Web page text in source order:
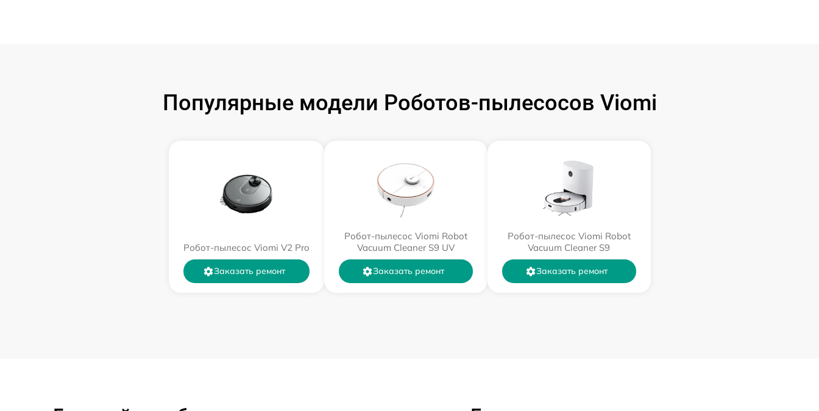
Популярные модели Роботов-пылесосов Viomi
Робот-пылесос Viomi V2 Pro
Заказать ремонт
Робот-пылесос Viomi Robot
Vacuum Cleaner S9 UV
Заказать ремонт
Робот-пылесос Viomi Robot
Vacuum Cleaner S9
Заказать ремонт